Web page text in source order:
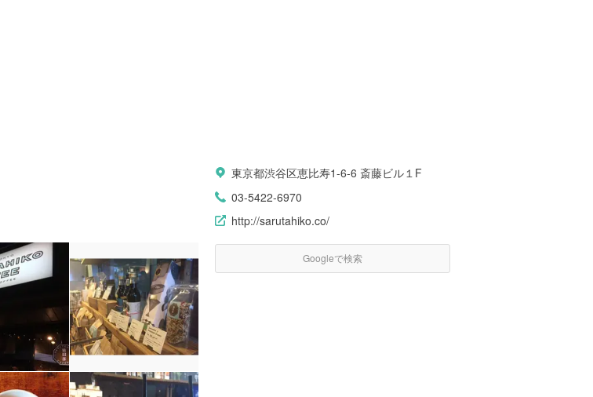
東京都渋谷区恵比寿1-6-6 斎藤ビル１F
03-5422-6970
http://sarutahiko.co/
Googleで検索